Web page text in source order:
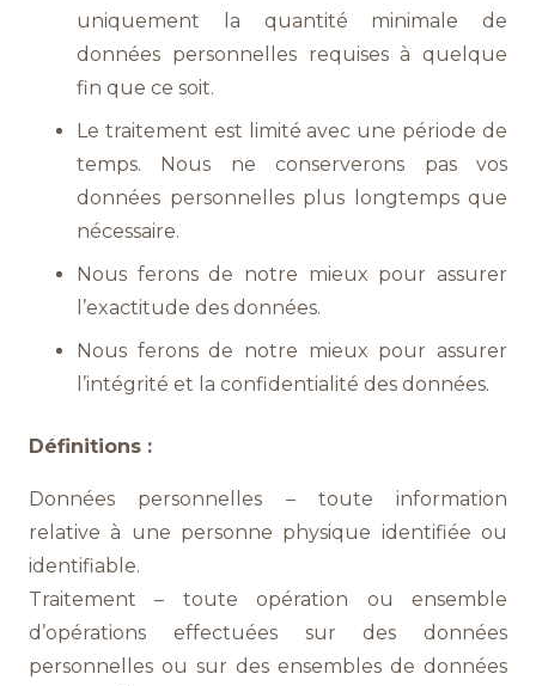
uniquement la quantité minimale de
données personnelles requises à quelque
fin que ce soit.
Le traitement est limité avec une période de
temps. Nous ne conserverons pas vos
données personnelles plus longtemps que
nécessaire.
Nous ferons de notre mieux pour assurer
l’exactitude des données.
Nous ferons de notre mieux pour assurer
l’intégrité et la confidentialité des données.
Définitions :
Données personnelles – toute information
relative à une personne physique identifiée ou
identifiable.
Traitement – toute opération ou ensemble
d’opérations effectuées sur des données
personnelles ou sur des ensembles de données